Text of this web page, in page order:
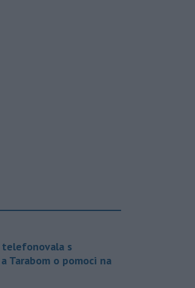
telefonovala s
Tarabom o pomoci na